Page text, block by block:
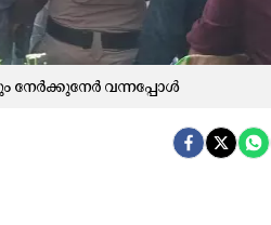
നേ​ർ​ക്കു​നേ​ർ വ​ന്ന​പ്പോ​ൾ